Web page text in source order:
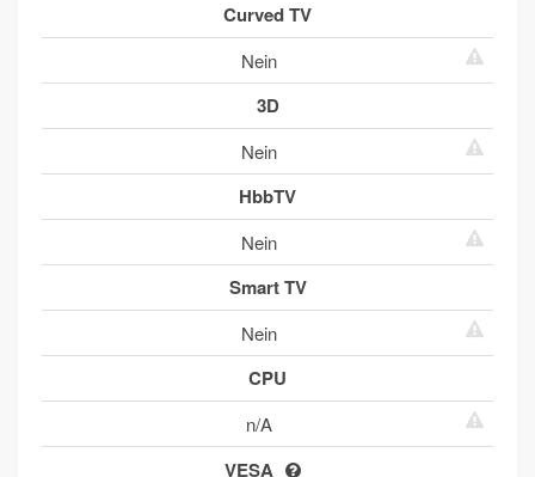
Curved TV
Nein
3D
Nein
HbbTV
Nein
Smart TV
Nein
CPU
n/A
VESA